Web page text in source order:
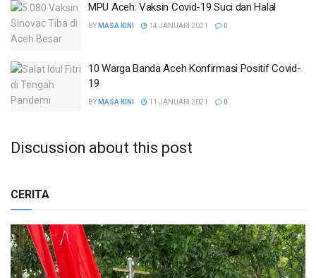
MPU Aceh: Vaksin Covid-19 Suci dan Halal
BY MASA KINI 14 JANUARI 2021 0
10 Warga Banda Aceh Konfirmasi Positif Covid-
19
BY MASA KINI 11 JANUARI 2021 0
Discussion about this post
CERITA